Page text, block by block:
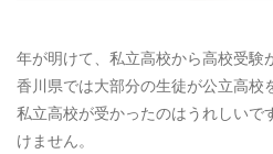
年が明けて、私立高校から高校受験
香川県では大部分の生徒が公立高校
私立高校が受かったのはうれしいで
けません。